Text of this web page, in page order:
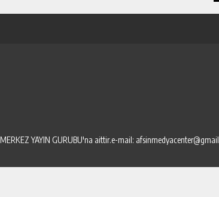
MERKEZ YAYIN GURUBU'na aittir.e-mail: